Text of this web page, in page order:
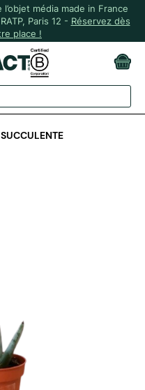
média made in France
Paris 12 - Réservez dès
place !
DE FLEUR